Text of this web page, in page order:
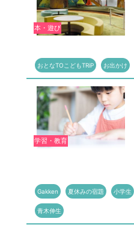
本・遊び
おとなTOこどもTRiP お出かけ
学習・教育
Gakken 夏休みの宿題 小学生
青木伸生